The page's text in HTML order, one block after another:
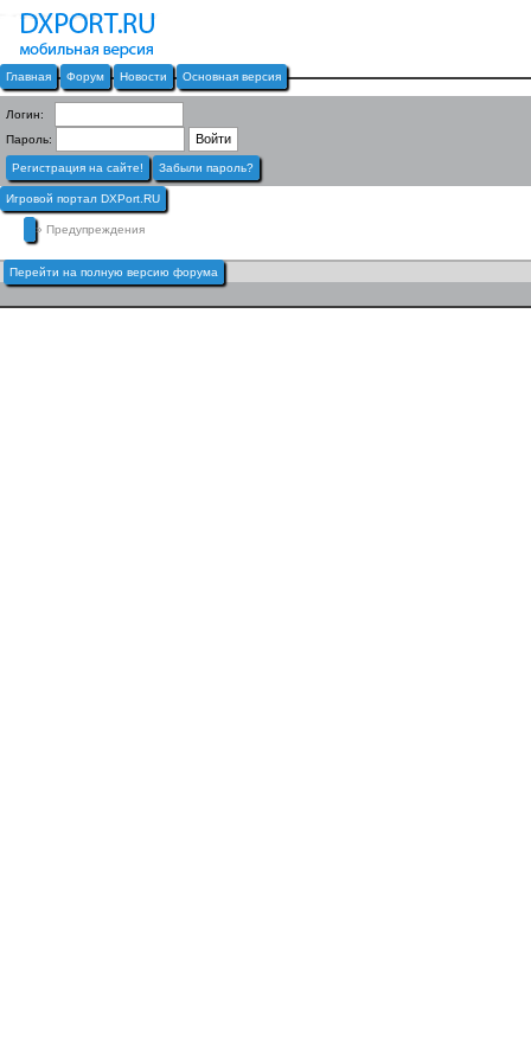
Главная Форум Новости Основная версия
Логин:
Пароль:
Регистрация на сайте! Забыли пароль?
Игровой портал DXPort.RU
» Предупреждения
Перейти на полную версию форума